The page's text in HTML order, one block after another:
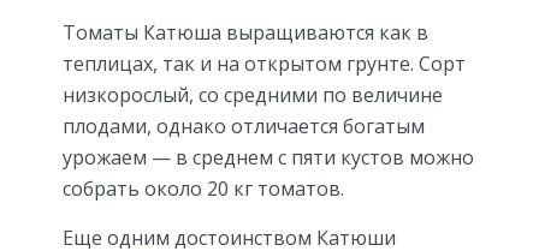
Томаты Катюша выращиваются как в
теплицах, так и на открытом грунте. Сорт
низкорослый, со средними по величине
плодами, однако отличается богатым
урожаем — в среднем с пяти кустов можно
собрать около 20 кг томатов.
Еще одним достоинством Катюши